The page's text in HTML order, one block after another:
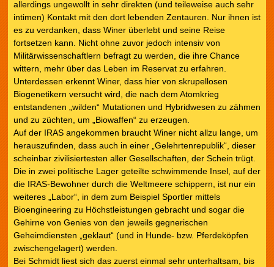
allerdings ungewollt in sehr direkten (und teileweise auch sehr
intimen) Kontakt mit den dort lebenden Zentauren. Nur ihnen ist
es zu verdanken, dass Winer überlebt und seine Reise
fortsetzen kann. Nicht ohne zuvor jedoch intensiv von
Militärwissenschaftlern befragt zu werden, die ihre Chance
wittern, mehr über das Leben im Reservat zu erfahren.
Unterdessen erkennt Winer, dass hier von skrupellosen
Biogenetikern versucht wird, die nach dem Atomkrieg
entstandenen „wilden“ Mutationen und Hybridwesen zu zähmen
und zu züchten, um „Biowaffen“ zu erzeugen.
Auf der IRAS angekommen braucht Winer nicht allzu lange, um
herauszufinden, dass auch in einer „Gelehrtenrepublik“, dieser
scheinbar zivilisiertesten aller Gesellschaften, der Schein trügt.
Die in zwei politische Lager geteilte schwimmende Insel, auf der
die IRAS-Bewohner durch die Weltmeere schippern, ist nur ein
weiteres „Labor“, in dem zum Beispiel Sportler mittels
Bioengineering zu Höchstleistungen gebracht und sogar die
Gehirne von Genies von den jeweils gegnerischen
Geheimdiensten „geklaut“ (und in Hunde- bzw. Pferdeköpfen
zwischengelagert) werden.
Bei Schmidt liest sich das zuerst einmal sehr unterhaltsam, bis